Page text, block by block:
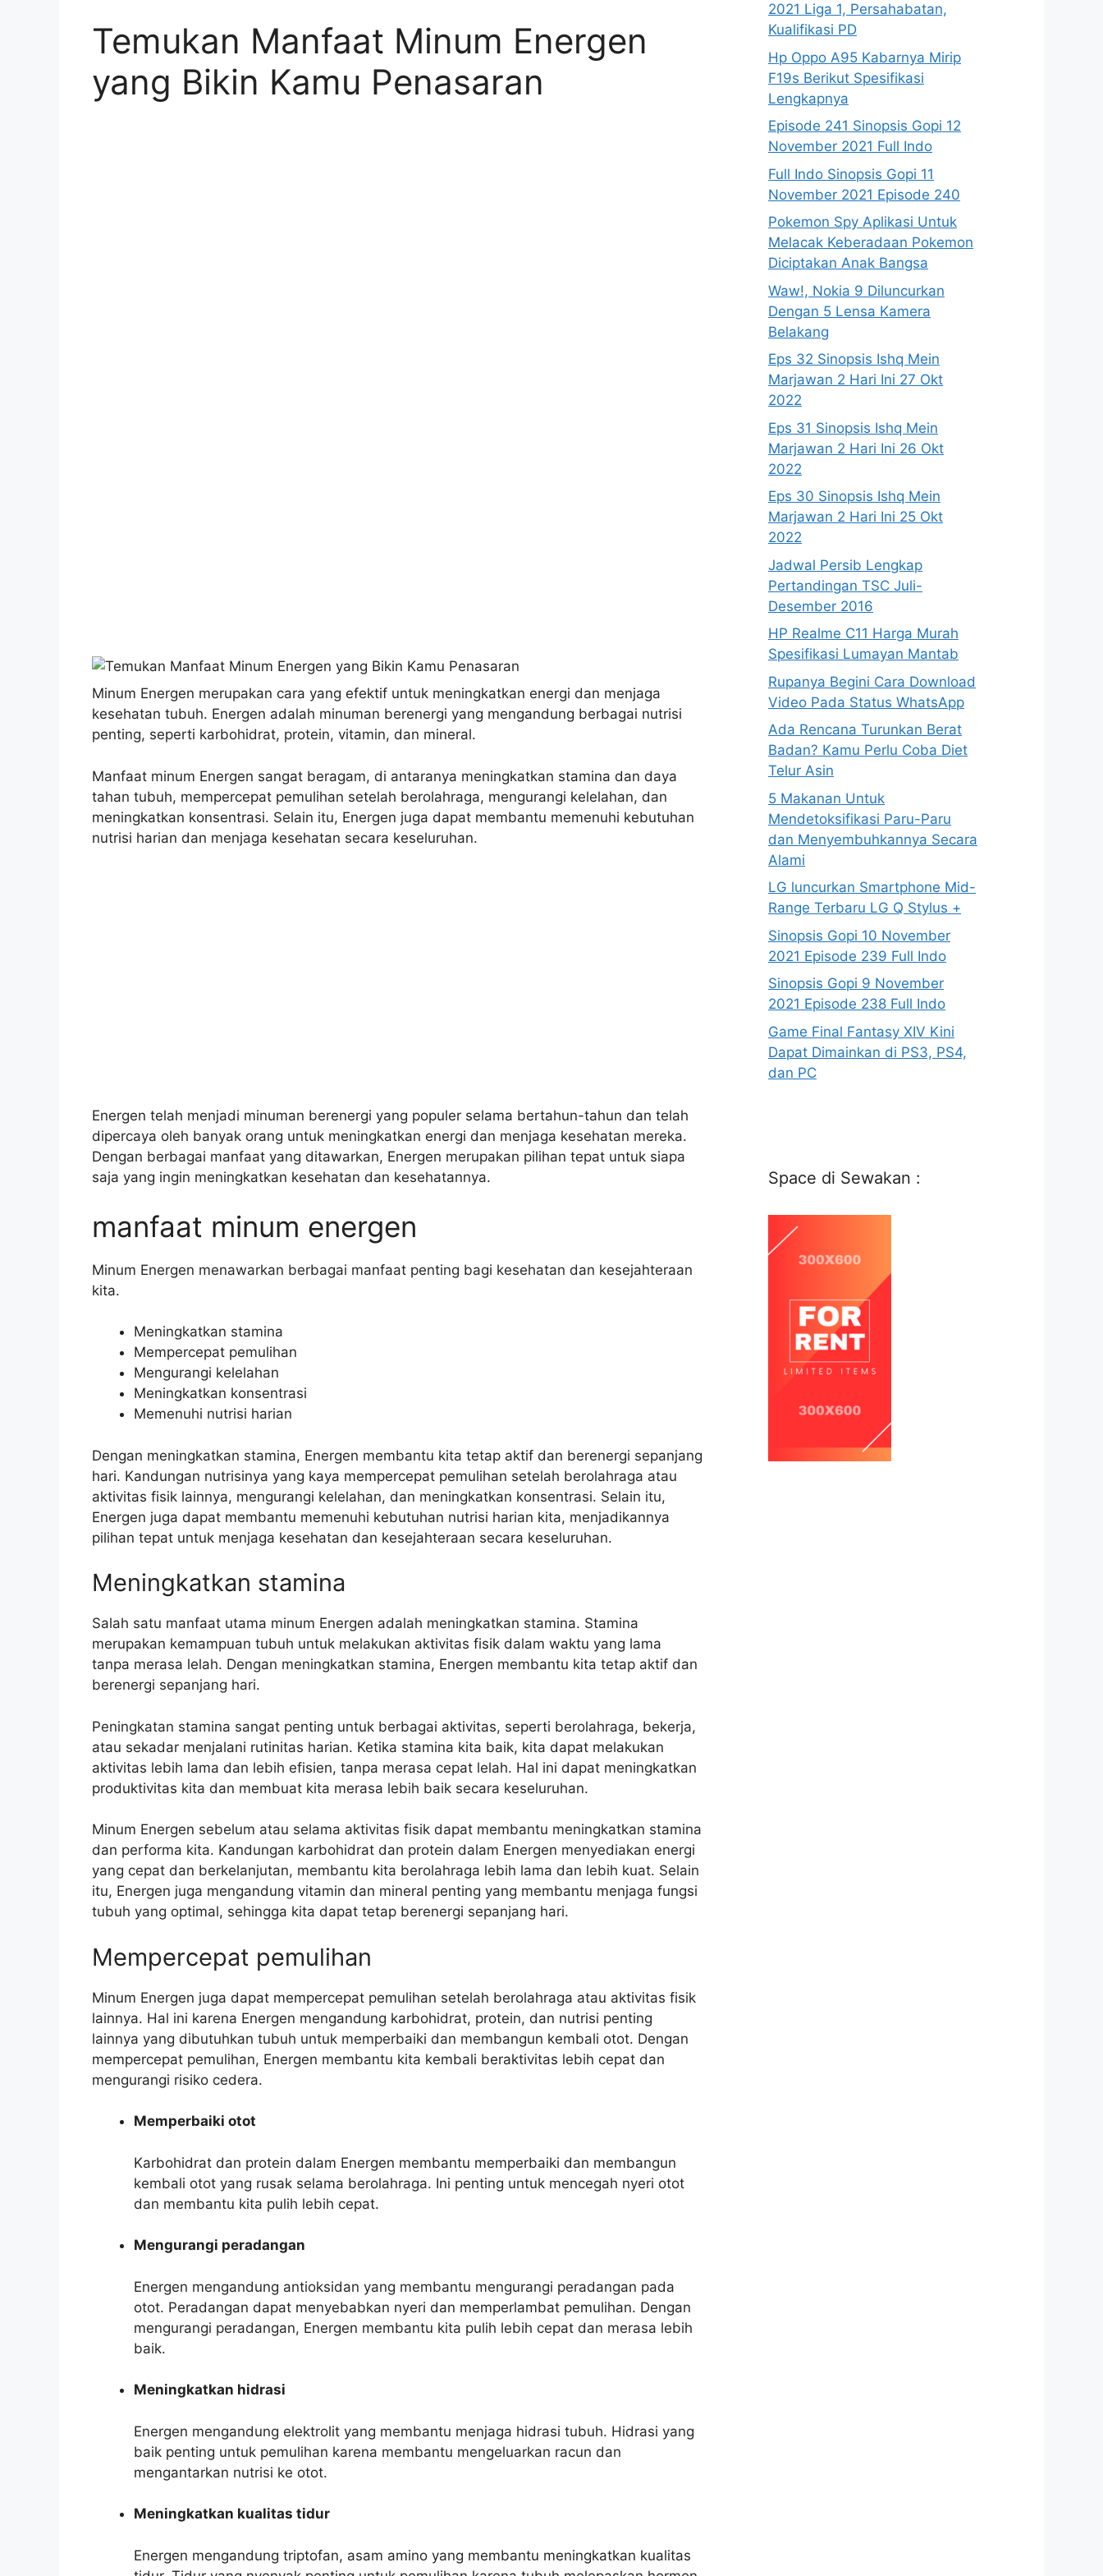
Temukan Manfaat Minum Energen
yang Bikin Kamu Penasaran
Minum Energen merupakan cara yang efektif untuk meningkatkan energi dan menjaga
kesehatan tubuh. Energen adalah minuman berenergi yang mengandung berbagai nutrisi
penting, seperti karbohidrat, protein, vitamin, dan mineral.
Manfaat minum Energen sangat beragam, di antaranya meningkatkan stamina dan daya
tahan tubuh, mempercepat pemulihan setelah berolahraga, mengurangi kelelahan, dan
meningkatkan konsentrasi. Selain itu, Energen juga dapat membantu memenuhi kebutuhan
nutrisi harian dan menjaga kesehatan secara keseluruhan.
Energen telah menjadi minuman berenergi yang populer selama bertahun-tahun dan telah
dipercaya oleh banyak orang untuk meningkatkan energi dan menjaga kesehatan mereka.
Dengan berbagai manfaat yang ditawarkan, Energen merupakan pilihan tepat untuk siapa
saja yang ingin meningkatkan kesehatan dan kesehatannya.
manfaat minum energen
Minum Energen menawarkan berbagai manfaat penting bagi kesehatan dan kesejahteraan
kita.
Meningkatkan stamina
Mempercepat pemulihan
Mengurangi kelelahan
Meningkatkan konsentrasi
Memenuhi nutrisi harian
Dengan meningkatkan stamina, Energen membantu kita tetap aktif dan berenergi sepanjang
hari. Kandungan nutrisinya yang kaya mempercepat pemulihan setelah berolahraga atau
aktivitas fisik lainnya, mengurangi kelelahan, dan meningkatkan konsentrasi. Selain itu,
Energen juga dapat membantu memenuhi kebutuhan nutrisi harian kita, menjadikannya
pilihan tepat untuk menjaga kesehatan dan kesejahteraan secara keseluruhan.
Meningkatkan stamina
Salah satu manfaat utama minum Energen adalah meningkatkan stamina. Stamina
merupakan kemampuan tubuh untuk melakukan aktivitas fisik dalam waktu yang lama
tanpa merasa lelah. Dengan meningkatkan stamina, Energen membantu kita tetap aktif dan
berenergi sepanjang hari.
Peningkatan stamina sangat penting untuk berbagai aktivitas, seperti berolahraga, bekerja,
atau sekadar menjalani rutinitas harian. Ketika stamina kita baik, kita dapat melakukan
aktivitas lebih lama dan lebih efisien, tanpa merasa cepat lelah. Hal ini dapat meningkatkan
produktivitas kita dan membuat kita merasa lebih baik secara keseluruhan.
Minum Energen sebelum atau selama aktivitas fisik dapat membantu meningkatkan stamina
dan performa kita. Kandungan karbohidrat dan protein dalam Energen menyediakan energi
yang cepat dan berkelanjutan, membantu kita berolahraga lebih lama dan lebih kuat. Selain
itu, Energen juga mengandung vitamin dan mineral penting yang membantu menjaga fungsi
tubuh yang optimal, sehingga kita dapat tetap berenergi sepanjang hari.
Mempercepat pemulihan
Minum Energen juga dapat mempercepat pemulihan setelah berolahraga atau aktivitas fisik
lainnya. Hal ini karena Energen mengandung karbohidrat, protein, dan nutrisi penting
lainnya yang dibutuhkan tubuh untuk memperbaiki dan membangun kembali otot. Dengan
mempercepat pemulihan, Energen membantu kita kembali beraktivitas lebih cepat dan
mengurangi risiko cedera.
Memperbaiki otot
Karbohidrat dan protein dalam Energen membantu memperbaiki dan membangun
kembali otot yang rusak selama berolahraga. Ini penting untuk mencegah nyeri otot
dan membantu kita pulih lebih cepat.
Mengurangi peradangan
Energen mengandung antioksidan yang membantu mengurangi peradangan pada
otot. Peradangan dapat menyebabkan nyeri dan memperlambat pemulihan. Dengan
mengurangi peradangan, Energen membantu kita pulih lebih cepat dan merasa lebih
baik.
Meningkatkan hidrasi
Energen mengandung elektrolit yang membantu menjaga hidrasi tubuh. Hidrasi yang
baik penting untuk pemulihan karena membantu mengeluarkan racun dan
mengantarkan nutrisi ke otot.
Meningkatkan kualitas tidur
Energen mengandung triptofan, asam amino yang membantu meningkatkan kualitas
2021 Liga 1, Persahabatan,
Kualifikasi PD
Hp Oppo A95 Kabarnya Mirip
F19s Berikut Spesifikasi
Lengkapnya
Episode 241 Sinopsis Gopi 12
November 2021 Full Indo
Full Indo Sinopsis Gopi 11
November 2021 Episode 240
Pokemon Spy Aplikasi Untuk
Melacak Keberadaan Pokemon
Diciptakan Anak Bangsa
Waw!, Nokia 9 Diluncurkan
Dengan 5 Lensa Kamera
Belakang
Eps 32 Sinopsis Ishq Mein
Marjawan 2 Hari Ini 27 Okt
2022
Eps 31 Sinopsis Ishq Mein
Marjawan 2 Hari Ini 26 Okt
2022
Eps 30 Sinopsis Ishq Mein
Marjawan 2 Hari Ini 25 Okt
2022
Jadwal Persib Lengkap
Pertandingan TSC Juli-
Desember 2016
HP Realme C11 Harga Murah
Spesifikasi Lumayan Mantab
Rupanya Begini Cara Download
Video Pada Status WhatsApp
Ada Rencana Turunkan Berat
Badan? Kamu Perlu Coba Diet
Telur Asin
5 Makanan Untuk
Mendetoksifikasi Paru-Paru
dan Menyembuhkannya Secara
Alami
LG luncurkan Smartphone Mid-
Range Terbaru LG Q Stylus +
Sinopsis Gopi 10 November
2021 Episode 239 Full Indo
Sinopsis Gopi 9 November
2021 Episode 238 Full Indo
Game Final Fantasy XIV Kini
Dapat Dimainkan di PS3, PS4,
dan PC
Space di Sewakan :